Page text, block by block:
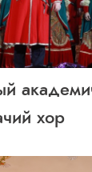
хор